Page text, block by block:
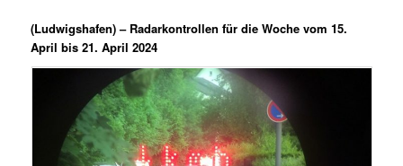
(Ludwigshafen) – Radarkontrollen für die Woche vom 15.
April bis 21. April 2024